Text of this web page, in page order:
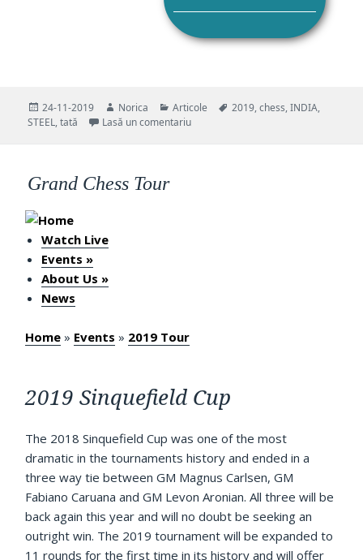
Publicat
pe
24-11-2019 Autor
Norica Categorii
Articole Etichete
2019,chess,INDIA,
STEEL,tată Lasă un comentariula TATA STEEL CHESS INDIA Rapid &
Grand Chess Tour
Watch Live
Events »
About Us »
News
Home » Events » 2019 Tour
2019 Sinquefield Cup
The 2018 Sinquefield Cup was one of the most
dramatic in the tournaments history and ended in a
three way tie between GM Magnus Carlsen, GM
Fabiano Caruana and GM Levon Aronian. All three will be
back again this year and will no doubt be seeking an
outright win. The 2019 tournament will be expanded to
11 rounds for the first time in its history and will offer